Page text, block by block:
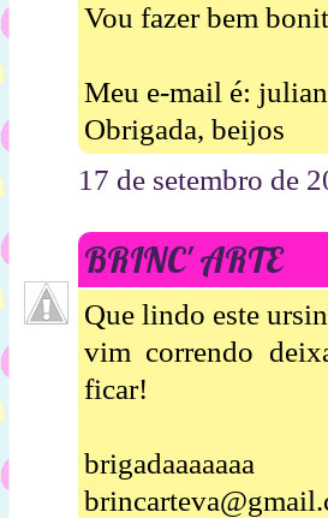
Vou fazer bem
Meu e-mail é:
Obrigada, beijos
17 de setembro de
BRINC' ARTE
Que lindo este
vim correndo
ficar!
brigadaaaaaaa